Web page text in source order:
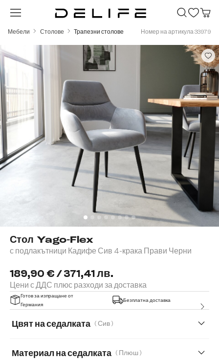
Преминете към основното съдържание
Мебели Столове Трапезни столове Номер на артикула 33979
Стол Yago-Flex
с подлакътници Кадифе Сив 4-крака Прави Черни
189,90 € / 371,41 лв.
Цени с ДДС плюс разходи за доставка
Готов за изпращане от
Германия
Безплатна доставка
Цвят на седалката ( Сив )
Материал на седалката ( Плюш )
Пропуснете галерия с изображения